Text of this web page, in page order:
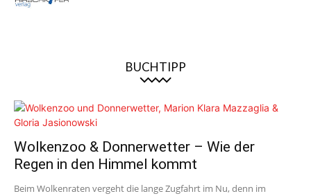
BUCHTIPP
Wolkenzoo & Donnerwetter – Wie der
Regen in den Himmel kommt
Beim Wolkenraten vergeht die lange Zugfahrt im Nu, denn im